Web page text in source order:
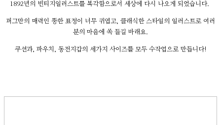
1892년의 빈티지일러스트를 복각함으로서 세상에 다시 나오게 되었습니다.
퍼그만의 매력인 뚱한 표정이 너무 귀엽고, 클래식한 스타일의 일러스트로 여러
분의 마음에 쏙 들길 바래요.
쿠션과, 파우치, 동전지갑의 세가지 사이즈를 모두 수작업으로 만듭니다!